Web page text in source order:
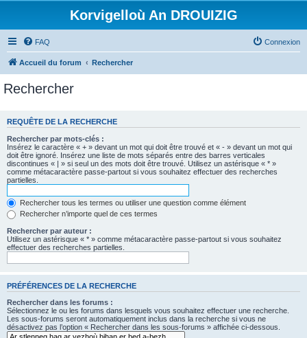
Korvigelloù An DROUIZIG
FAQ Connexion
Accueil du forum Rechercher
Rechercher
REQUÊTE DE LA RECHERCHE
Rechercher par mots-clés :
Insérez le caractère « + » devant un mot qui doit être trouvé et « - » devant un mot qui
doit être ignoré. Insérez une liste de mots séparés entre des barres verticales
discontinues « | » si seul un des mots doit être trouvé. Utilisez un astérisque « * »
comme métacaractère passe-partout si vous souhaitez effectuer des recherches
partielles.
Rechercher tous les termes ou utiliser une question comme élément
Rechercher n’importe quel de ces termes
Rechercher par auteur :
Utilisez un astérisque « * » comme métacaractère passe-partout si vous souhaitez
effectuer des recherches partielles.
PRÉFÉRENCES DE LA RECHERCHE
Rechercher dans les forums :
Sélectionnez le ou les forums dans lesquels vous souhaitez effectuer une recherche.
Les sous-forums seront automatiquement inclus dans la recherche si vous ne
désactivez pas l’option « Rechercher dans les sous-forums » affichée ci-dessous.